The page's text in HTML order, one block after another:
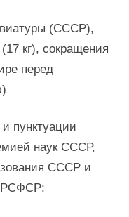
(СССР),
кг), сокращения
перед
пунктуации
наук СССР,
СССР и
РСФСР: